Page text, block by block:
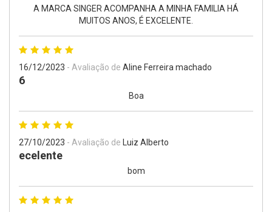
A MARCA SINGER ACOMPANHA A MINHA FAMILIA HÁ
MUITOS ANOS, É EXCELENTE.
16/12/2023 - Avaliação de Aline Ferreira machado
6
Boa
27/10/2023 - Avaliação de Luiz Alberto
ecelente
bom